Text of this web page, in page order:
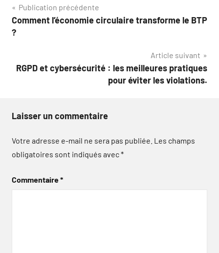
Navigation
de
Publication précédente
Comment l’économie circulaire transforme le BTP
?
Article suivant
RGPD et cybersécurité : les meilleures pratiques
pour éviter les violations.
Laisser un commentaire
Votre adresse e-mail ne sera pas publiée. Les champs
obligatoires sont indiqués avec*
Commentaire*